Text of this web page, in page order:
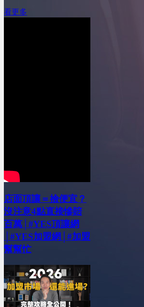
看更多
店面頂讓＝撿便宜？
沒注意4點直接慘賠
百萬│#YES頂讓網
│#YES加盟網│#加盟
幫幫忙